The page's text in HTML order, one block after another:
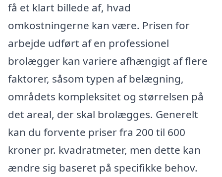
få et klart billede af, hvad
omkostningerne kan være. Prisen for
arbejde udført af en professionel
brolægger kan variere afhængigt af flere
faktorer, såsom typen af belægning,
områdets kompleksitet og størrelsen på
det areal, der skal brolægges. Generelt
kan du forvente priser fra 200 til 600
kroner pr. kvadratmeter, men dette kan
ændre sig baseret på specifikke behov.